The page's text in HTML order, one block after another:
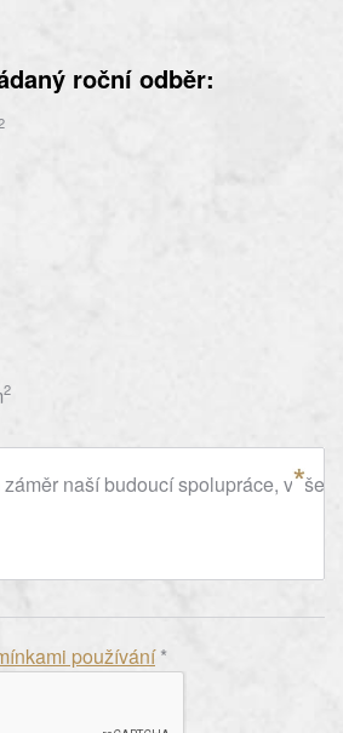
roční odběr:
2
naší budoucí spolupráce, vaše
používání*